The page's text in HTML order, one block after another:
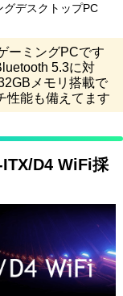
グデスクトップPC
ーミングPCです
5.3に対
メモリ搭載で
性能も備えてます
D4 WiFi採